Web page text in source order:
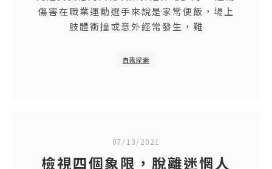
傷害在職業運動選手來說是家常便飯，場上
肢體衝撞或意外經常發生，難
自我探索
07/13/2021
檢視四個象限，脫離迷惘人